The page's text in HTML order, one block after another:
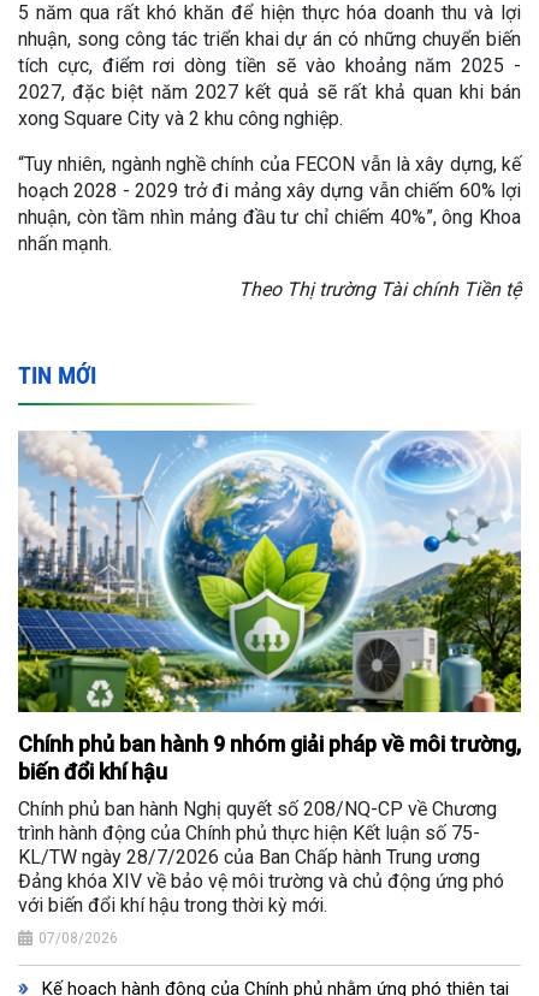
5 năm qua rất khó khăn để hiện thực hóa doanh thu và lợi
nhuận, song công tác triển khai dự án có những chuyển biến
tích cực, điểm rơi dòng tiền sẽ vào khoảng năm 2025 -
2027, đặc biệt năm 2027 kết quả sẽ rất khả quan khi bán
xong Square City và 2 khu công nghiệp.
“Tuy nhiên, ngành nghề chính của FECON vẫn là xây dựng, kế
hoạch 2028 - 2029 trở đi mảng xây dựng vẫn chiếm 60% lợi
nhuận, còn tầm nhìn mảng đầu tư chỉ chiếm 40%”, ông Khoa
nhấn mạnh.
Theo Thị trường Tài chính Tiền tệ
TIN MỚI
Chính phủ ban hành 9 nhóm giải pháp về môi trường,
biến đổi khí hậu
Chính phủ ban hành Nghị quyết số 208/NQ-CP về Chương
trình hành động của Chính phủ thực hiện Kết luận số 75-
KL/TW ngày 28/7/2026 của Ban Chấp hành Trung ương
Đảng khóa XIV về bảo vệ môi trường và chủ động ứng phó
với biến đổi khí hậu trong thời kỳ mới.
07/08/2026
Kế hoạch hành động của Chính phủ nhằm ứng phó thiên tai